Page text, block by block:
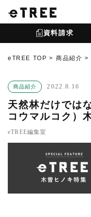
資料請求
eTREE TOP 商品紹介
商品紹介 2022.8.16
天然林だけでは
コウマルコク）
eTREE編集室